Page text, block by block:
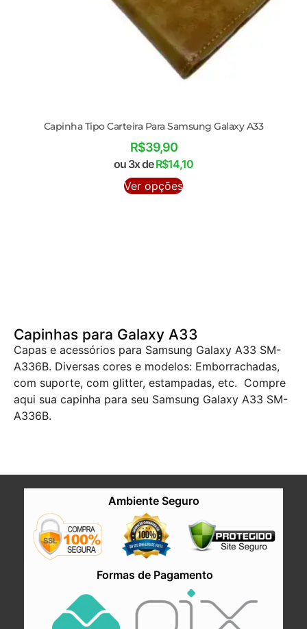
Capinha Tipo Carteira Para Samsung Galaxy A33
R$39,90
ou 3x deR$14,10
Ver opções
Capinhas para Galaxy A33
Capas e acessórios para Samsung Galaxy A33 SM-
A336B. Diversas cores e modelos: Emborrachadas,
com suporte, com glitter, estampadas, etc. Compre
aqui sua capinha para seu Samsung Galaxy A33 SM-
A336B.
Ambiente Seguro
Formas de Pagamento